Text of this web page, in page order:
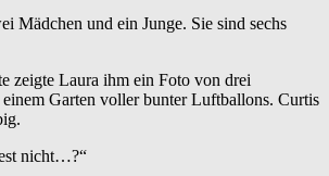
Mädchen und ein Junge. Sie sind sechs
zeigte Laura ihm ein Foto von drei
Garten voller bunter Luftballons. Curtis
nicht…?“